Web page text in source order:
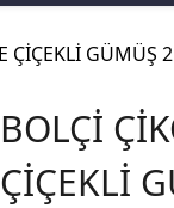
ÇİÇEKLİ GÜMÜŞ
BOLÇİ
ÇİÇEKLİ